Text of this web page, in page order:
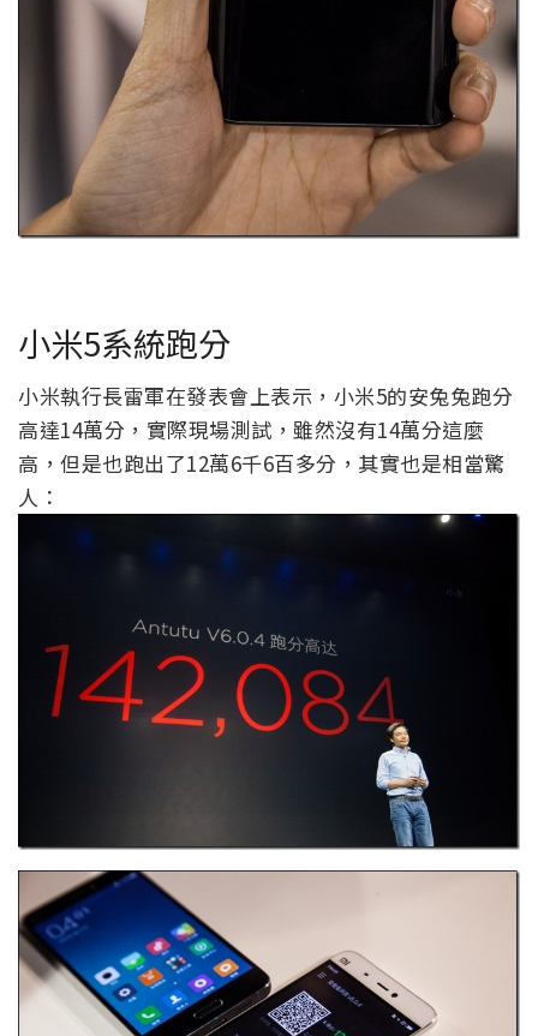
小米5系統跑分
小米執行長雷軍在發表會上表示，小米5的安兔兔跑分
高達14萬分，實際現場測試，雖然沒有14萬分這麼
高，但是也跑出了12萬6千6百多分，其實也是相當驚
人：